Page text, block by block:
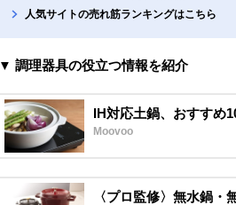
人気サイトの売れ筋ランキングはこちら
▼ 調理器具の役立つ情報を紹介
IH対応土鍋、おすすめ
Moovoo
〈プロ監修〉無水鍋